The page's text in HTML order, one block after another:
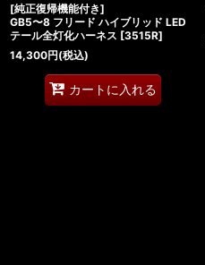
[純正復帰機能付き]
GB5〜8 フリード ハイブリッド LED
テール全灯化ハーネス [3515R]
14,300円(税込)
カートに入れる